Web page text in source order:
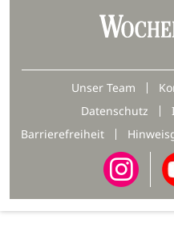
Unser Team
Datenschutz
Barrierefreiheit